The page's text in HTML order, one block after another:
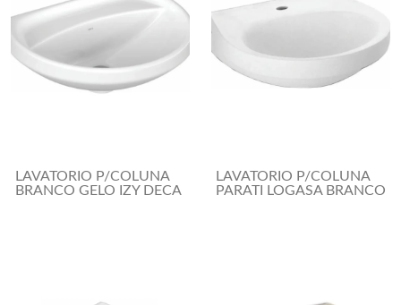
LAVATORIO P/COLUNA
BRANCO GELO IZY DECA
LAVATORIO P/COLUNA
PARATI LOGASA BRANCO